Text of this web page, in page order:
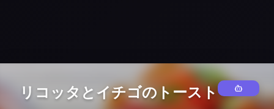
リコッタとイチゴのトースト